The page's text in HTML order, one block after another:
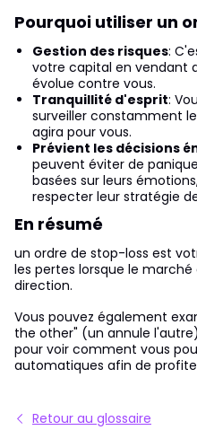
Pourquoi utiliser un
Gestion des risques:
votre capital en vendant
évolue contre vous.
Tranquillité d'esprit:
surveiller constamment
agira pour vous.
Prévient les décisions
peuvent éviter de
basées sur leurs
respecter leur stratégie
En résumé
un ordre de stop-loss est
les pertes lorsque le
direction.
Vous pouvez également
the other" (un annule
pour voir comment vous
automatiques afin de
Retour au glossaire